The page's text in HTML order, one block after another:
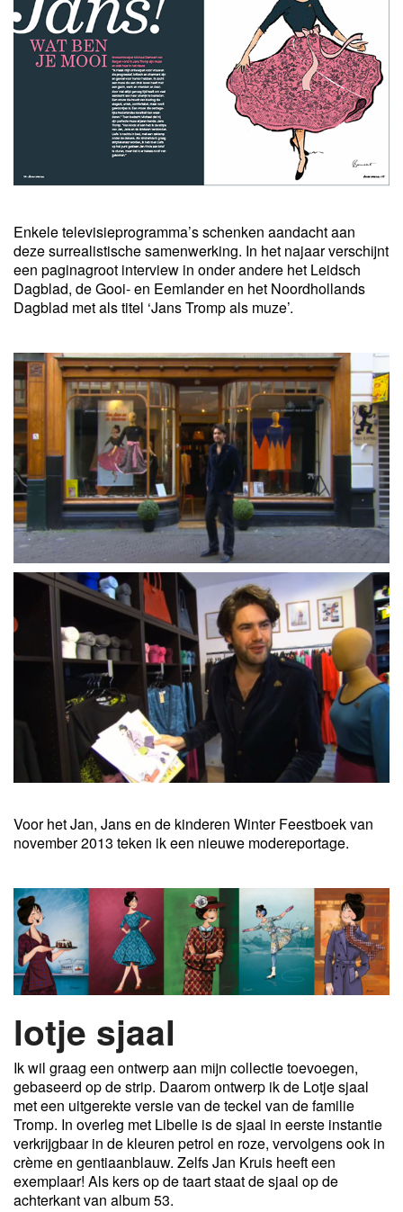
Enkele televisieprogramma’s schenken aandacht aan
deze surrealistische samenwerking. In het najaar verschijnt
een paginagroot interview in onder andere het Leidsch
Dagblad, de Gooi- en Eemlander en het Noordhollands
Dagblad met als titel ‘Jans Tromp als muze’.
Voor het Jan, Jans en de kinderen Winter Feestboek van
november 2013 teken ik een nieuwe modereportage.
lotje sjaal
Ik wil graag een ontwerp aan mijn collectie toevoegen,
gebaseerd op de strip. Daarom ontwerp ik de Lotje sjaal
met een uitgerekte versie van de teckel van de familie
Tromp. In overleg met Libelle is de sjaal in eerste instantie
verkrijgbaar in de kleuren petrol en roze, vervolgens ook in
crème en gentiaanblauw. Zelfs Jan Kruis heeft een
exemplaar! Als kers op de taart staat de sjaal op de
achterkant van album 53.